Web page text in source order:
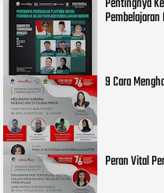
9 Cara
Peran Vital